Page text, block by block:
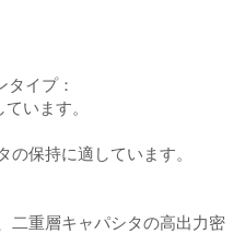
イプ：
います。
保持に適しています。
二重層キャパシタの高出力密